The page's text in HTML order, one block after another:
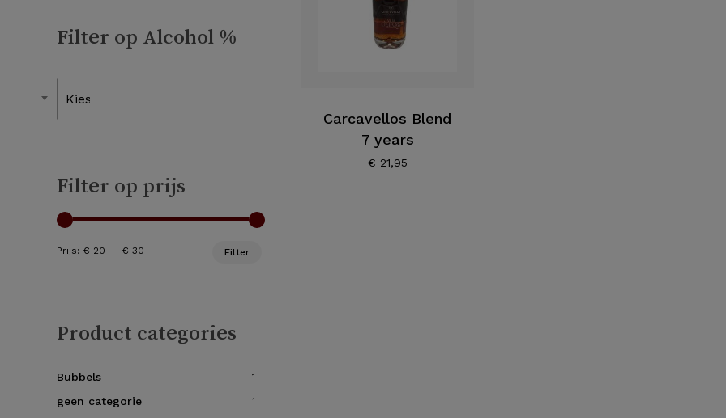
Filter op Alcohol %
Kies een Alcohol
Filter op prijs
Filter
Prijs: € 20 — € 30
Product categories
Bubbels 1
geen categorie 1
Carcavellos Blend
7 years
€ 21,95